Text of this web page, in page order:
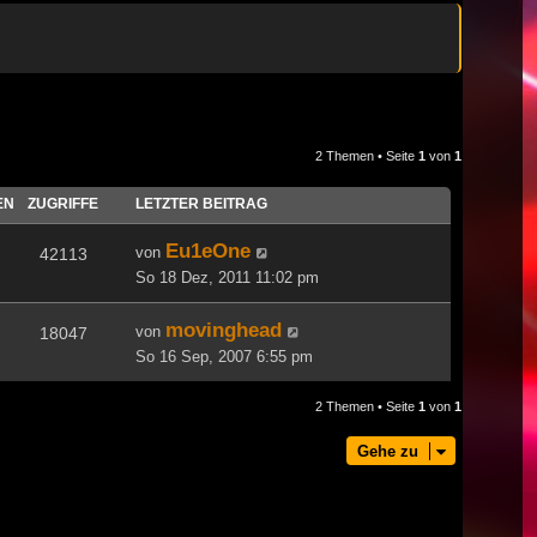
2 Themen • Seite 1 von 1
ZUGRIFFE LETZTER BEITRAG
42113 von Eu1eOne
So 18 Dez, 2011 11:02 pm
18047 von movinghead
So 16 Sep, 2007 6:55 pm
2 Themen • Seite 1 von 1
Gehe zu